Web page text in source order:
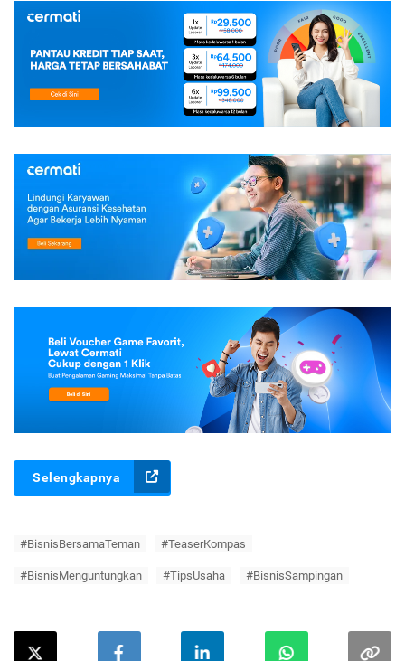
Selengkapnya
#BisnisBersamaTeman #TeaserKompas
#BisnisMenguntungkan #TipsUsaha #BisnisSampingan